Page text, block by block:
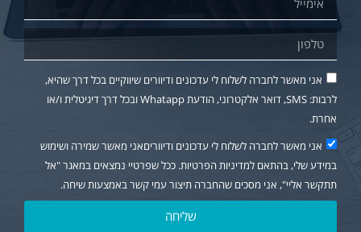
אני מאשר לחברה לשלוח לי עדכונים ודיוורים שיווקיים בכל דרך שהיא,
לרבות: SMS, דואר אלקטרוני, הודעת Whatapp ובכל דרך דיגיטלית ו/או
אחרת.
אני מאשר לחברה לשלוח לי עדכונים ודיווריםאני מאשר שמירה ושימוש
במידע שלי, בהתאם למדיניות הפרטיות. ככל שפרטיי נמצאים במאגר "אל
תתקשר אליי", אני מסכים שהחברה תיצור עמי קשר באמצעות שיחה.
שליחה